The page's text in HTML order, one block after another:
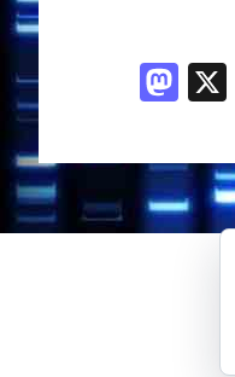
M
to
d
o